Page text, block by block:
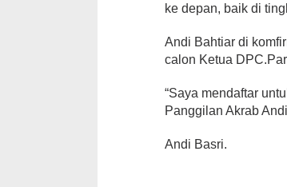
ke depan, baik di
Andi Bahtiar di
calon Ketua
“Saya mendaftar
Panggilan Akrab
Andi Basri.